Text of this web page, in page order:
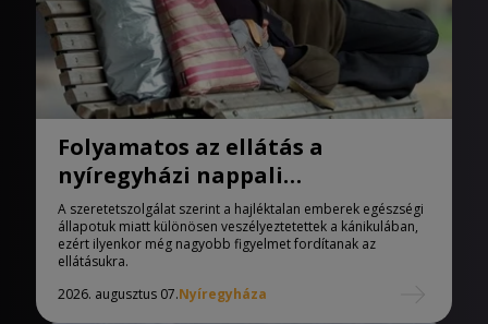
Folyamatos az ellátás a
nyíregyházi nappali
melegedőben
A szeretetszolgálat szerint a hajléktalan emberek egészségi
állapotuk miatt különösen veszélyeztetettek a kánikulában,
ezért ilyenkor még nagyobb figyelmet fordítanak az
ellátásukra.
2026. augusztus 07.Nyíregyháza